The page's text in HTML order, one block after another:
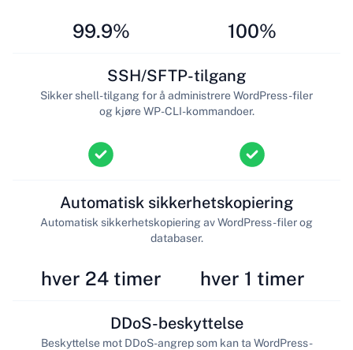
99.9% 100%
SSH/SFTP-tilgang
Sikker shell-tilgang for å administrere WordPress-filer
og kjøre WP-CLI-kommandoer.
hver 24 timer
Automatisk sikkerhetskopiering
Automatisk sikkerhetskopiering av WordPress-filer og
databaser.
hver 1 timer
DDoS-beskyttelse
Beskyttelse mot DDoS-angrep som kan ta WordPress-